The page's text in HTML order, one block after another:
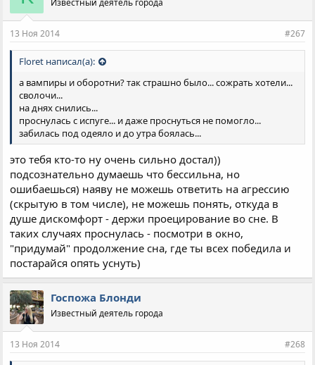
13 Ноя 2014 #267
Floret написал(а):
а вампиры и оборотни? так страшно было... сожрать хотели...
сволочи...
на днях снились...
проснулась с испуге... и даже проснуться не помогло...
забилась под одеяло и до утра боялась...
это тебя кто-то ну очень сильно достал))
подсознательно думаешь что бессильна, но
ошибаешься) наяву не можешь ответить на агрессию
(скрытую в том числе), не можешь понять, откуда в
душе дискомфорт - держи проецирование во сне. В
таких случаях проснулась - посмотри в окно,
"придумай" продолжение сна, где ты всех победила и
постарайся опять уснуть)
Госпожа Блонди
Известный деятель города
13 Ноя 2014 #268